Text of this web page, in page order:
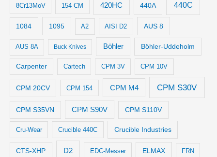
8Cr13MoV 154 CM 420HC 440A 440C
1084 1095 A2 AISI D2 AUS 8
AUS 8A Buck Knives Böhler Böhler-Uddeholm
Carpenter Cartech CPM 3V CPM 10V
CPM 20CV CPM 154 CPM M4 CPM S30V
CPM S35VN CPM S90V CPM S110V
Cru-Wear Crucible 440C Crucible Industries
CTS-XHP D2 EDC-Messer ELMAX FRN